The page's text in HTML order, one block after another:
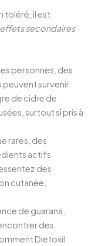
toléré, il est
effets secondaires
personnes, des
survenir.
de cidre de
surtout si pris à
rares, des
actifs
des
cutanée,
de guarana,
des
Dietoxil